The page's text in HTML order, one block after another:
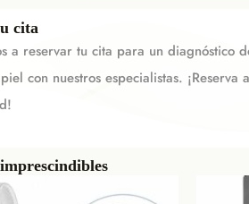
cita
a reservar tu cita para un diagnóstico
con nuestros especialistas. ¡Reserva